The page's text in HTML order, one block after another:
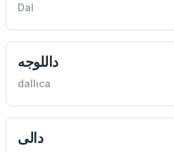
Dal
داللوجه
dallıca
دالی